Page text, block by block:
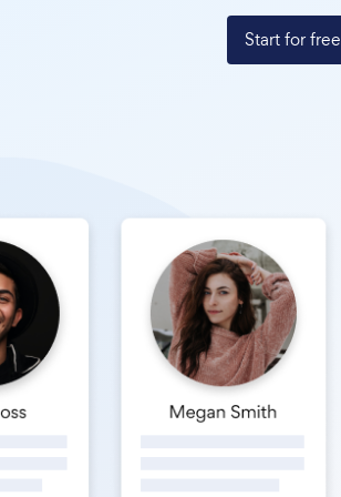
Start for free